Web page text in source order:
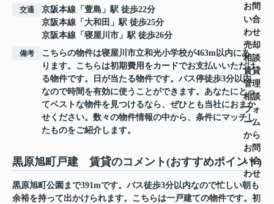
お問
い合
わせ
売却
相談
賃貸
管理
相談
フォ
ーム
から
お問
い合
わせ
交通 京阪本線 「 萱島 」駅 徒歩22分
京阪本線 「 大和田 」駅 徒歩25分
京阪本線 「 寝屋川市 」駅 徒歩26分
備考
こちらの物件は寝屋川市立和光小学校が463m以内にあ
ります。こちらは初期費用をカードでお支払いいただけ
る物件です。日が当たる物件です。バス停徒歩3分以内
なので時間を有効に使うことができます。あなたにとっ
てベストな物件を見つけるなら、ぜひとも当社におまか
せください。数々の物件情報の中から、条件にマッチし
たものをご紹介します。
黒原旭町戸建 賃貸のコメント(おすすめポイント)
黒原旭町公園まで391mです。バス徒歩3分以内なので忙しい朝も
余裕を持って出かけられます。こちらは一戸建ての物件です。初